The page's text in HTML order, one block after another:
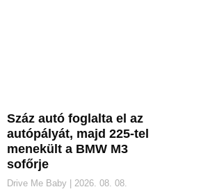
Száz autó foglalta el az
autópályát, majd 225-tel
menekült a BMW M3
sofőrje
Drive Me Baby 2026. 08. 08.